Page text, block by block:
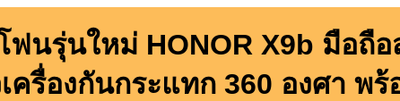
ฟนรุ่นใหม่ HONOR X9b มือถื
ครื่องกันกระแทก 360 องศา พ